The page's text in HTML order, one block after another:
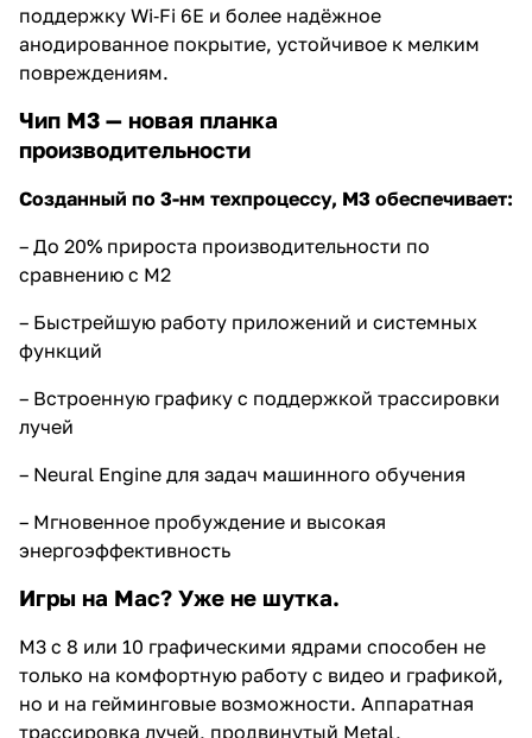
поддержку Wi‑Fi 6E и более надёжное
анодированное покрытие, устойчивое к мелким
повреждениям.
Чип M3 — новая планка
производительности
Созданный по 3-нм техпроцессу, M3 обеспечивает:
– До 20% прироста производительности по
сравнению с M2
– Быстрейшую работу приложений и системных
функций
– Встроенную графику с поддержкой трассировки
лучей
– Neural Engine для задач машинного обучения
– Мгновенное пробуждение и высокая
энергоэффективность
Игры на Mac? Уже не шутка.
M3 с 8 или 10 графическими ядрами способен не
только на комфортную работу с видео и графикой,
но и на гейминговые возможности. Аппаратная
трассировка лучей, продвинутый Metal,